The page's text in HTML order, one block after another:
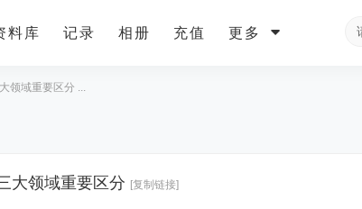
料库 记录 相册 充值 更多
领域重要区分 ...
大领域重要区分 [复制链接]